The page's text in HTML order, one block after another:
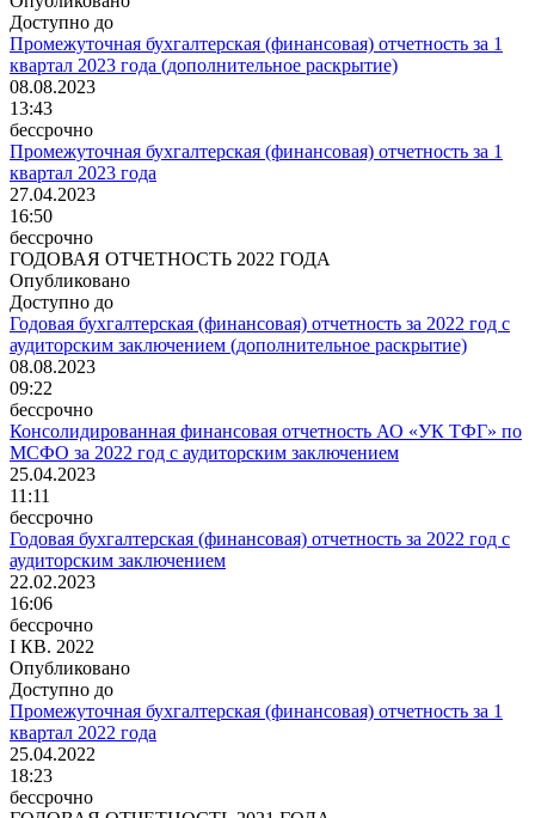
Доступно до
Промежуточная бухгалтерская (финансовая) отчетность за 1
квартал 2023 года (дополнительное раскрытие)
08.08.2023
13:43
бессрочно
Промежуточная бухгалтерская (финансовая) отчетность за 1
квартал 2023 года
27.04.2023
16:50
бессрочно
ГОДОВАЯ ОТЧЕТНОСТЬ 2022 ГОДА
Опубликовано
Доступно до
Годовая бухгалтерская (финансовая) отчетность за 2022 год с
аудиторским заключением (дополнительное раскрытие)
08.08.2023
09:22
бессрочно
Консолидированная финансовая отчетность АО «УК ТФГ» по
МСФО за 2022 год с аудиторским заключением
25.04.2023
11:11
бессрочно
Годовая бухгалтерская (финансовая) отчетность за 2022 год с
аудиторским заключением
22.02.2023
16:06
бессрочно
I КВ. 2022
Опубликовано
Доступно до
Промежуточная бухгалтерская (финансовая) отчетность за 1
квартал 2022 года
25.04.2022
18:23
бессрочно